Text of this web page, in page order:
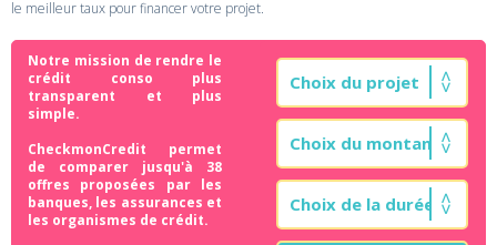
le meilleur taux pour financer votre projet.
Notre mission de rendre le
crédit conso plus
transparent et plus
simple.
CheckmonCredit permet
de comparer jusqu'à 38
offres proposées par les
banques, les assurances et
les organismes de crédit.